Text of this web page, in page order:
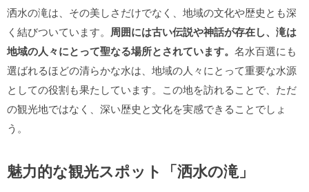
洒水の滝は、その美しさだけでなく、地域の文化や歴史とも深
く結びついています。 周囲には古い伝説や神話が存在し、滝は
地域の人々にとって聖なる場所とされています。 名水百選にも
選ばれるほどの清らかな水は、地域の人々にとって重要な水源
としての役割も果たしています。この地を訪れることで、ただ
の観光地ではなく、深い歴史と文化を実感できることでしょ
う。
魅力的な観光スポット「洒水の滝」